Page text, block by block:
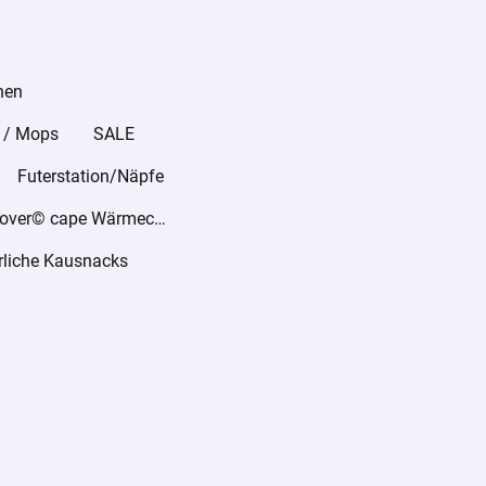
/ Mops SALE
Futerstation/Näpfe
warmover© cape Wärmecape
Kausnacks